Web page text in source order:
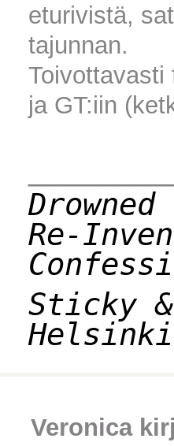
eturivistä,
tajunnan.
Toivottavasti
ja GT:iin
Re-
Sticky
Veronica